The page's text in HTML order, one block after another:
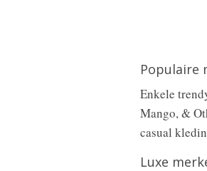
Populaire
Enkele
Mango, &
casual
Luxe